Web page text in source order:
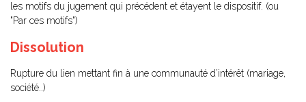
les motifs du jugement qui précédent et étayent le dispositif. (ou
"Par ces motifs")
Dissolution
Rupture du lien mettant fin à une communauté d’intérêt (mariage,
société..)